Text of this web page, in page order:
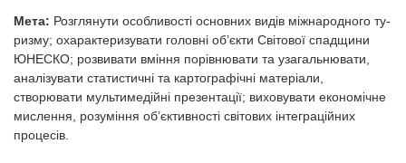
Мета: Розглянути особливості основних видів міжнародного ту­
ризму; охарактеризувати головні об’єкти Світової спадщини
ЮНЕСКО; розвивати вміння порівнювати та узагальнювати,
аналізу­вати статистичні та картографічні матеріали,
створювати мульти­медійні презентації; виховувати економічне
мислення, розуміння об’єктивності світових інтеграційних
процесів.